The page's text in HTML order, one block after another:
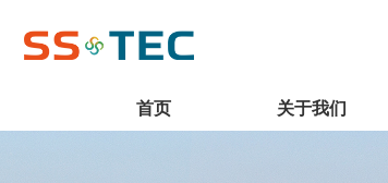
首页 关于我们